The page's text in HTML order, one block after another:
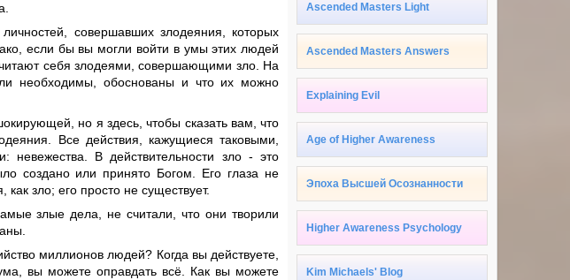
совершавших злодеяния, которых
если бы вы могли войти в умы этих людей
себя злодеями, совершающими зло. На
необходимы, обоснованы и что их можно
но я здесь, чтобы сказать вам, что
Все действия, кажущиеся таковыми,
В действительности зло - это
создано или принято Богом. Его глаза не
как зло; его просто не существует.
злые дела, не считали, что они творили
миллионов людей? Когда вы действуете,
вы можете оправдать всё. Как вы можете
Ascended Masters Light
Ascended Masters Answers
Explaining Evil
Age of Higher Awareness
Эпоха Высшей Осознанности
Higher Awareness Psychology
Kim Michaels' Blog